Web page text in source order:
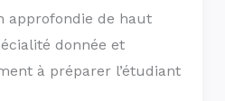
approfondie de haut
donnée et
à préparer l’étudiant